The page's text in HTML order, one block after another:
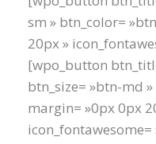
sm » btn_color=
20px »
[wpo_button
btn_size= »btn-md
margin= »0px 0px